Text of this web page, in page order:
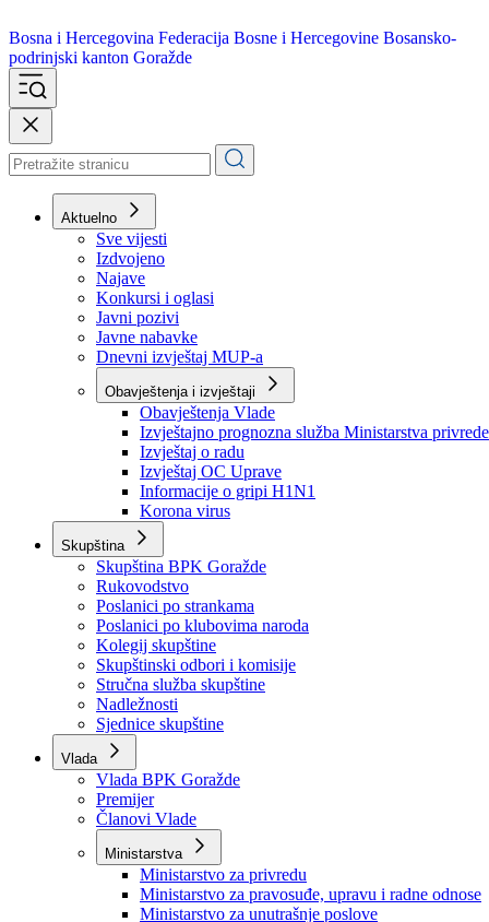
Bosna i Hercegovina
podrinjski kanton Goražde
Aktuelno
Sve vijesti
Izdvojeno
Najave
Konkursi i oglasi
Javni pozivi
Javne nabavke
Dnevni izvještaj MUP-a
Obavještenja i izvještaji
Obavještenja Vlade
Izvještajno prognozna služba Ministarstva privrede
Izvještaj o radu
Izvještaj OC Uprave
Informacije o gripi H1N1
Korona virus
Skupština
Skupština BPK Goražde
Rukovodstvo
Poslanici po strankama
Poslanici po klubovima naroda
Kolegij skupštine
Skupštinski odbori i komisije
Stručna služba skupštine
Nadležnosti
Sjednice skupštine
Vlada
Vlada BPK Goražde
Premijer
Članovi Vlade
Ministarstva